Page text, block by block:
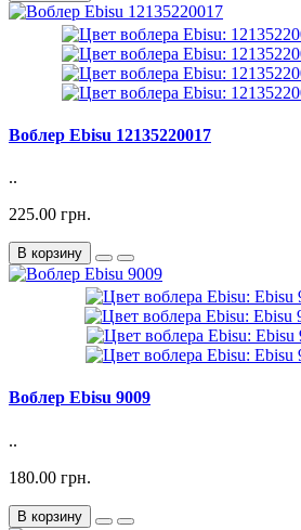
Воблер Ebisu 12135220017
..
225.00 грн.
В корзину
Воблер Ebisu 9009
..
180.00 грн.
В корзину